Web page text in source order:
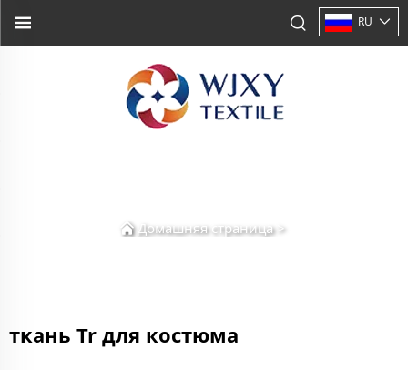
RU
Домашняя страница>
ткань Tr для костюма